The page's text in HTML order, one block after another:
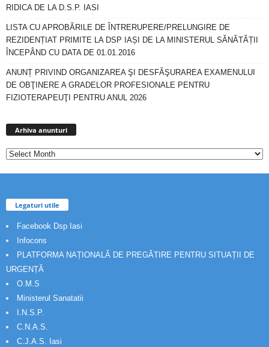
RIDICA DE LA D.S.P. IASI
LISTA CU APROBĂRILE DE ÎNTRERUPERE/PRELUNGIRE DE
REZIDENȚIAT PRIMITE LA DSP IAȘI DE LA MINISTERUL SĂNĂTĂȚII
ÎNCEPÂND CU DATA DE 01.01.2016
ANUNȚ PRIVIND ORGANIZAREA ŞI DESFĂŞURAREA EXAMENULUI
DE OBŢINERE A GRADELOR PROFESIONALE PENTRU
FIZIOTERAPEUŢI PENTRU ANUL 2026
Arhiva anunturi
Legaturi utile
Facebook Dsp Iasi
Infocons
PLATFORMA NAȚIONALĂ DE PREGĂTIRE PENTRU SITUAȚII DE
URGENȚĂ
O.M.S
Ministerul Sanatatii
I.N.S.P.
C.N.A.S.
C.J.A.S. Iasi